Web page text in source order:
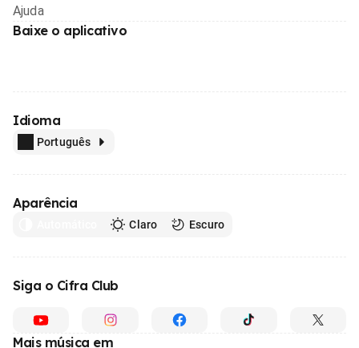
Ajuda
Baixe o aplicativo
Idioma
Português
Aparência
Claro Escuro
Siga o Cifra Club
Mais música em